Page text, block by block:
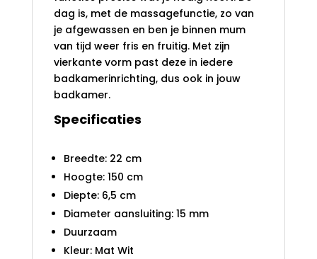
dag is, met de massagefunctie, zo van
je afgewassen en ben je binnen mum
van tijd weer fris en fruitig. Met zijn
vierkante vorm past deze in iedere
badkamerinrichting, dus ook in jouw
badkamer.
Specificaties
Breedte: 22 cm
Hoogte: 150 cm
Diepte: 6,5 cm
Diameter aansluiting: 15 mm
Duurzaam
Kleur: Mat Wit